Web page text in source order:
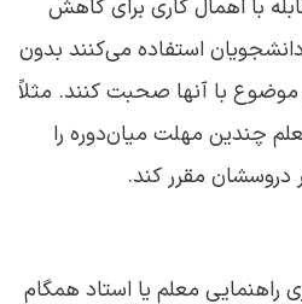
با اهمال‌ کاری برای کاهش
استفاده می‌کنند بدون
موضوع با آنها صحبت کنند. مثلاً
چندین مهلت میان‌دوره را
دروسشان مقرر کند.
راهنمایی معلم یا استاد همگام